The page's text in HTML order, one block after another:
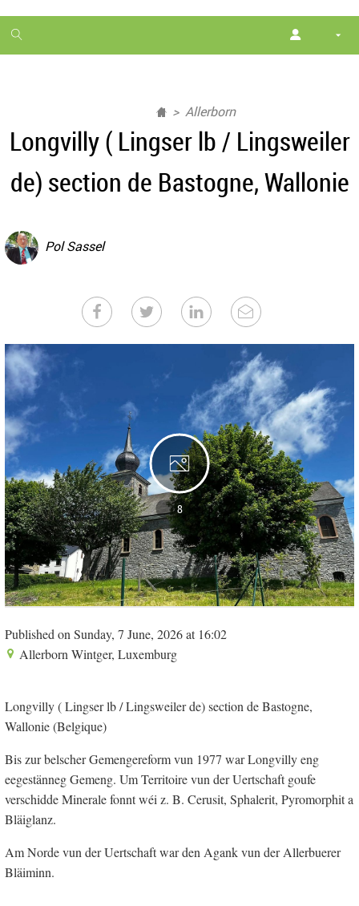
1
month
Allerborn
Longvilly ( Lingser lb / Lingsweiler
de) section de Bastogne, Wallonie
Pol Sassel
8
Published on Sunday, 7 June, 2026 at 16:02
Allerborn Wintger, Luxemburg
Longvilly ( Lingser lb / Lingsweiler de) section de Bastogne,
Wallonie (Belgique)
Bis zur belscher Gemengereform vun 1977 war Longvilly eng
eegestänneg Gemeng. Um Territoire vun der Uertschaft goufe
verschidde Minerale fonnt wéi z. B. Cerusit, Sphalerit, Pyromorphit a
Bläiglanz.
Am Norde vun der Uertschaft war den Agank vun der Allerbuerer
Bläiminn.